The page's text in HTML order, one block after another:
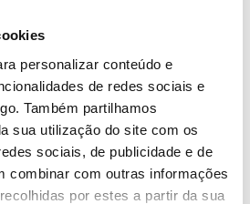
personalizar conteúdo e
de redes sociais e
Também partilhamos
sua utilização do site com os
sociais, de publicidade e de
combinar com outras informações
por estes a partir da sua